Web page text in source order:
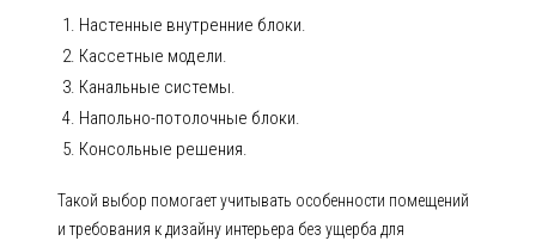
Настенные внутренние блоки.
Кассетные модели.
Канальные системы.
Напольно-потолочные блоки.
Консольные решения.
Такой выбор помогает учитывать особенности помещений
и требования к дизайну интерьера без ущерба для